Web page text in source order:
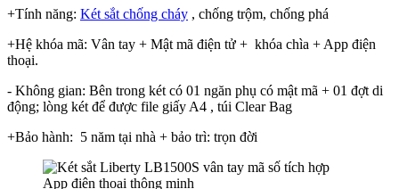
+Tính năng: Két sắt chống cháy , chống trộm, chống phá
+Hệ khóa mã: Vân tay + Mật mã điện tử + khóa chìa + App điện
thoại.
- Không gian: Bên trong két có 01 ngăn phụ có mật mã + 01 đợt di
động; lòng két để được file giấy A4 , túi Clear Bag
+Bảo hành: 5 năm tại nhà + bảo trì: trọn đời